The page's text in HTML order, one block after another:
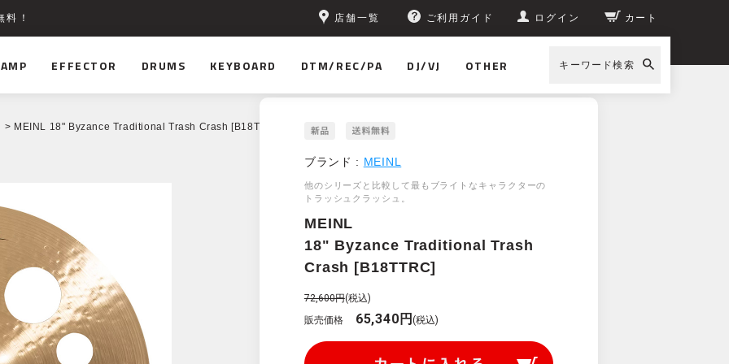
！ 店舗一覧 ご利用ガイド ログイン カート
AMP EFFECTOR DRUMS KEYBOARD DTM/REC/PA DJ/VJ OTHER キーワード検索
> MEINL 18" Byzance Traditional Trash Crash [B18TTRC]
ブランド : MEINL
他のシリーズと比較して最もブライトなキャラクターの
トラッシュクラッシュ。
MEINL
18" Byzance Traditional Trash
Crash [B18TTRC]
72,600円(税込)
販売価格
65,340円(税込)